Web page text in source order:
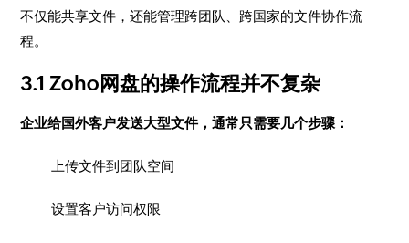
不仅能共享文件，还能管理跨团队、跨国家的文件协作流
程。
3.1 Zoho网盘的操作流程并不复杂
企业给国外客户发送大型文件，通常只需要几个步骤：
上传文件到团队空间
设置客户访问权限